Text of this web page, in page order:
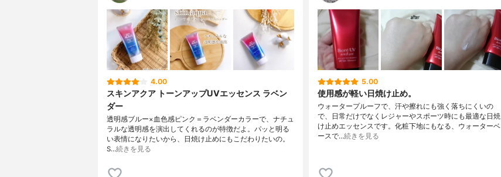
4.00
スキンアクア トーンアップUVエッセンス ラベン
ダー
透明感ブルー×血色感ピンク＝ラベンダーカラーで、ナチュ
ラルな透明感を演出してくれるのが特徴だよ。パッと明る
い表情になりたいから、日焼け止めにもこだわりたいの。
S…続きを見る
5.00
使用感が軽い日焼け止め。
ウォータープルーフで、汗や擦れにも強く落ちにくいの
で、日常だけでなくレジャーやスポーツ時にも最適な日焼
け止めエッセンスです。化粧下地にもなる、ウォーターベ
ースで…続きを見る